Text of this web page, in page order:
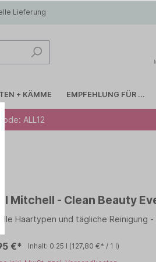
Lieferung
+ KÄMME EMPFEHLUNG FÜR ...
LIERAC
Papanga
Anti-
ALL12
Mitchell - Clean Beauty
alle Haartypen und tägliche Reinigung
€* Inhalt: 0.25 l (127,80 €* / 1 l)